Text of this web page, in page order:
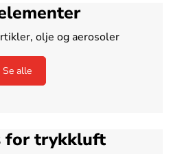
olje og aerosoler
Se alle
for trykkluft